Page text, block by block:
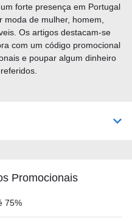
Promocionais
75%
forte presença em Portugal
de mulher, homem,
Os artigos destacam-se
com um código promocional
e poupar algum dinheiro